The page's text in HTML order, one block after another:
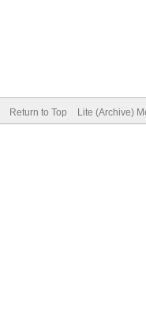
Return to Top Lite (Archive)